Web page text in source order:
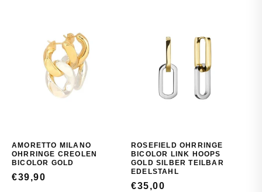
AMORETTO MILANO
OHRRINGE CREOLEN
BICOLOR GOLD
NORMALER
€39,90
ROSEFIELD OHRRINGE
BICOLOR LINK HOOPS
GOLD SILBER TEILBAR
EDELSTAHL
NORMALER
€35,00